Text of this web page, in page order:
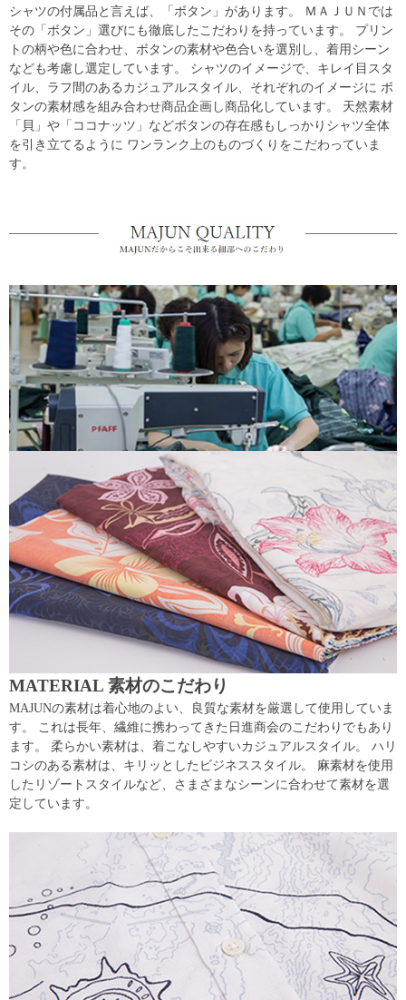
シャツの付属品と言えば、「ボタン」があります。 ＭＡＪＵＮでは
その「ボタン」選びにも徹底したこだわりを持っています。 プリン
トの柄や色に合わせ、ボタンの素材や色合いを選別し、着用シーン
なども考慮し選定しています。 シャツのイメージで、キレイ目スタ
イル、ラフ間のあるカジュアルスタイル、それぞれのイメージに ボ
タンの素材感を組み合わせ商品企画し商品化しています。 天然素材
「貝」や「ココナッツ」などボタンの存在感もしっかりシャツ全体
を引き立てるように ワンランク上のものづくりをこだわっていま
す。
MATERIAL 素材のこだわり
MAJUNの素材は着心地のよい、良質な素材を厳選して使用していま
す。 これは長年、繊維に携わってきた日進商会のこだわりでもあり
ます。 柔らかい素材は、着こなしやすいカジュアルスタイル。 ハリ
コシのある素材は、キリッとしたビジネススタイル。 麻素材を使用
したリゾートスタイルなど、さまざまなシーンに合わせて素材を選
定しています。